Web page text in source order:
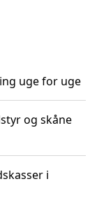
uge for uge
og skåne
i